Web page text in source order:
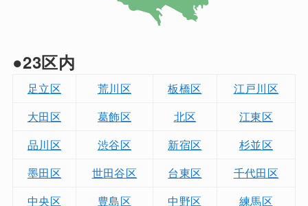
●23区内
足立区 荒川区 板橋区
江戸川区
大田区
葛飾区 北区
江東区
品川区
渋谷区 新宿区
杉並区
墨田区
世田谷区 台東区
千代田区
中央区
豊島区 中野区
練馬区